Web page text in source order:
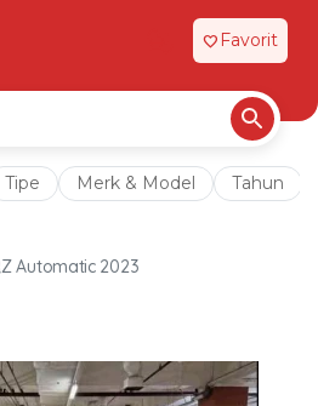
favorite Favorit
Tipe Merk & Model Tahun
Automatic 2023